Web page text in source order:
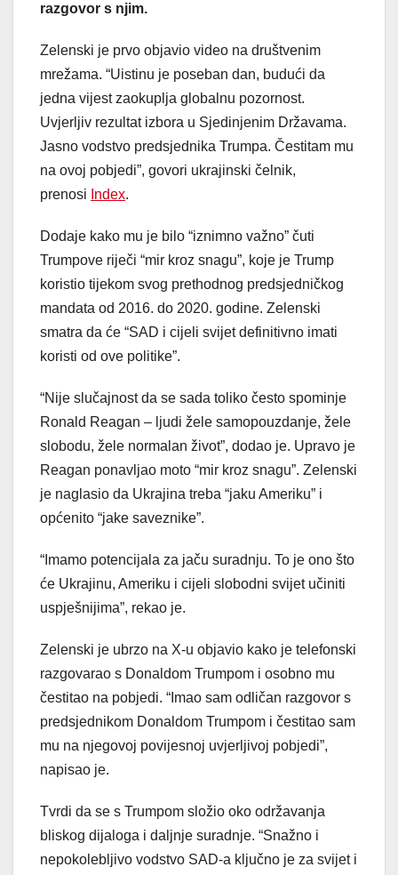
razgovor s njim.
Zelenski je prvo objavio video na društvenim
mrežama. “Uistinu je poseban dan, budući da
jedna vijest zaokuplja globalnu pozornost.
Uvjerljiv rezultat izbora u Sjedinjenim Državama.
Jasno vodstvo predsjednika Trumpa. Čestitam mu
na ovoj pobjedi”, govori ukrajinski čelnik,
prenosi Index.
Dodaje kako mu je bilo “iznimno važno” čuti
Trumpove riječi “mir kroz snagu”, koje je Trump
koristio tijekom svog prethodnog predsjedničkog
mandata od 2016. do 2020. godine. Zelenski
smatra da će “SAD i cijeli svijet definitivno imati
koristi od ove politike”.
“Nije slučajnost da se sada toliko često spominje
Ronald Reagan – ljudi žele samopouzdanje, žele
slobodu, žele normalan život”, dodao je. Upravo je
Reagan ponavljao moto “mir kroz snagu”. Zelenski
je naglasio da Ukrajina treba “jaku Ameriku” i
općenito “jake saveznike”.
“Imamo potencijala za jaču suradnju. To je ono što
će Ukrajinu, Ameriku i cijeli slobodni svijet učiniti
uspješnijima”, rekao je.
Zelenski je ubrzo na X-u objavio kako je telefonski
razgovarao s Donaldom Trumpom i osobno mu
čestitao na pobjedi. “Imao sam odličan razgovor s
predsjednikom Donaldom Trumpom i čestitao sam
mu na njegovoj povijesnoj uvjerljivoj pobjedi”,
napisao je.
Tvrdi da se s Trumpom složio oko održavanja
bliskog dijaloga i daljnje suradnje. “Snažno i
nepokolebljivo vodstvo SAD-a ključno je za svijet i